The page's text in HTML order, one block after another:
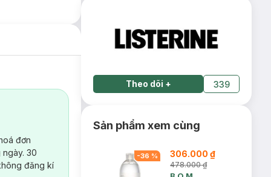
đơn
30
đăng kí
Theo dõi + 339
Sản phẩm xem cùng
-36 % 306.000 ₫
478.000 ₫